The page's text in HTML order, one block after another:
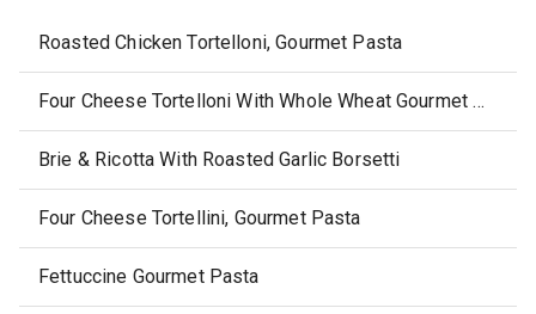
Roasted Chicken Tortelloni, Gourmet Pasta
Four Cheese Tortelloni With Whole Wheat Gourmet Pasta
Brie & Ricotta With Roasted Garlic Borsetti
Four Cheese Tortellini, Gourmet Pasta
Fettuccine Gourmet Pasta